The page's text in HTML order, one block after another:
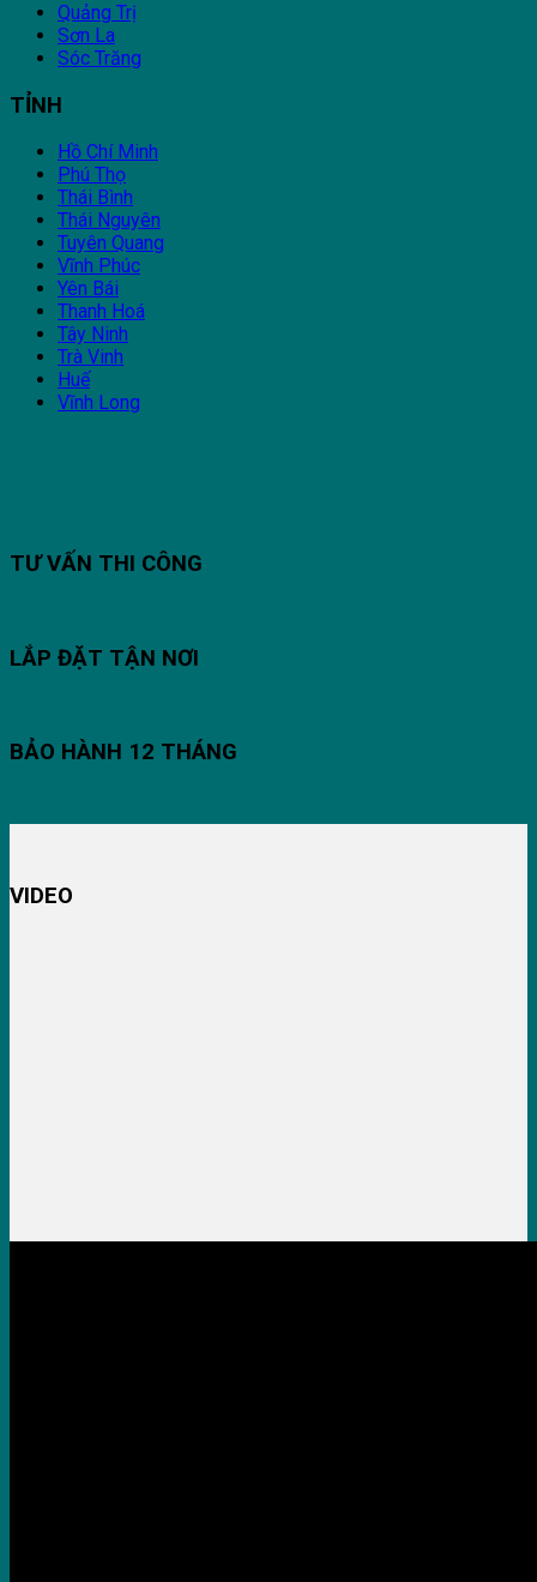
Quảng Trị
Sơn La
Sóc Trăng
TỈNH
Hồ Chí Minh
Phú Thọ
Thái Bình
Thái Nguyên
Tuyên Quang
Vĩnh Phúc
Yên Bái
Thanh Hoá
Tây Ninh
Trà Vinh
Huế
Vĩnh Long
TƯ VẤN THI CÔNG
LẮP ĐẶT TẬN NƠI
BẢO HÀNH 12 THÁNG
VIDEO